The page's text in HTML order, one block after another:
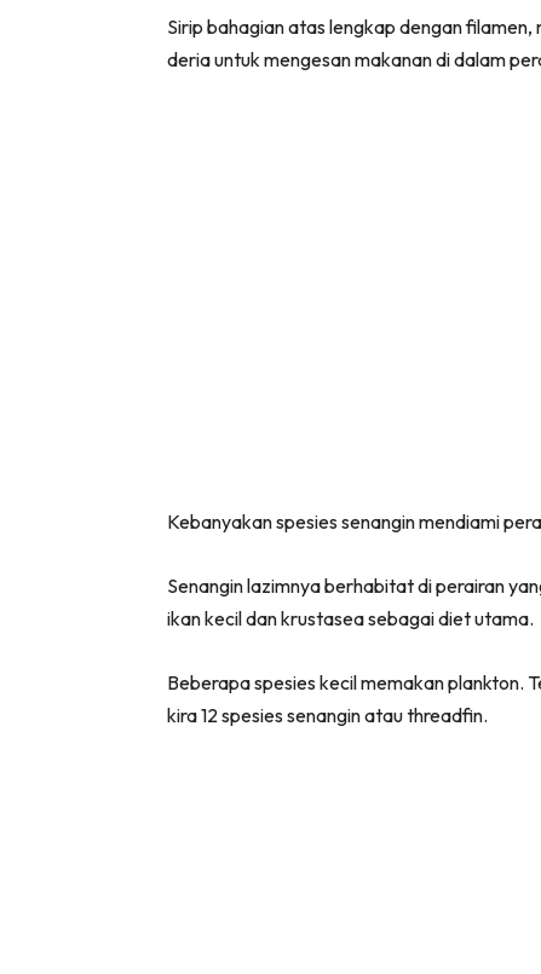
Sirip bahagian atas lengkap dengan
deria untuk mengesan makanan di dalam
Kebanyakan spesies senangin mendiami
Senangin lazimnya berhabitat di perairan
ikan kecil dan krustasea sebagai diet utama.
Beberapa spesies kecil memakan plankton.
kira 12 spesies senangin atau threadfin.